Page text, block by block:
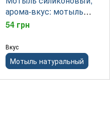
арома-вкус: мотыль
натуральный, 2.5г
54 грн
Вкус
Мотыль натуральный